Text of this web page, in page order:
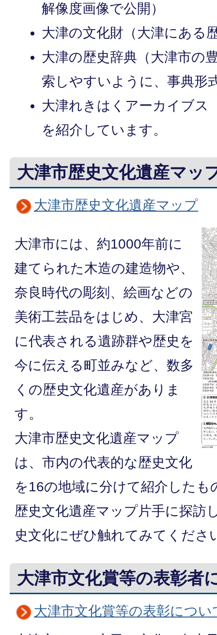
解像度画像で公開）
大津の文化財（大津にある
大津の歴史辞典（大津市の
索しやすいように、事典形
大津れきはくアーカイブス
を紹介しています。
大津市歴史文化遺産マッ
大津市歴史文化遺産マップ
大津市には、約1000年前に
建てられた木造の建造物や、
奈良時代の彫刻、絵画などの
美術工芸品をはじめ、大津宮
に代表される遺跡群や歴史を
今に伝える町並みなど、数多
くの歴史文化遺産がありま
す。
大津市歴史文化遺産マップ
は、市内の代表的な歴史文化
を16の地域に分けて紹介したも
歴史文化遺産マップ片手に探訪
史文化にぜひ触れてみてくださ
大津市文化賞等の表彰者
大津市文化賞等の表彰につい